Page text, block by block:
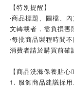
【特別提醒】
‧商品標題、圖檔、
文轉載者，需負損害
‧每批商品製程時間
消費者請於購買前確
【商品洗滌保養貼心
1. 服飾商品建議採用